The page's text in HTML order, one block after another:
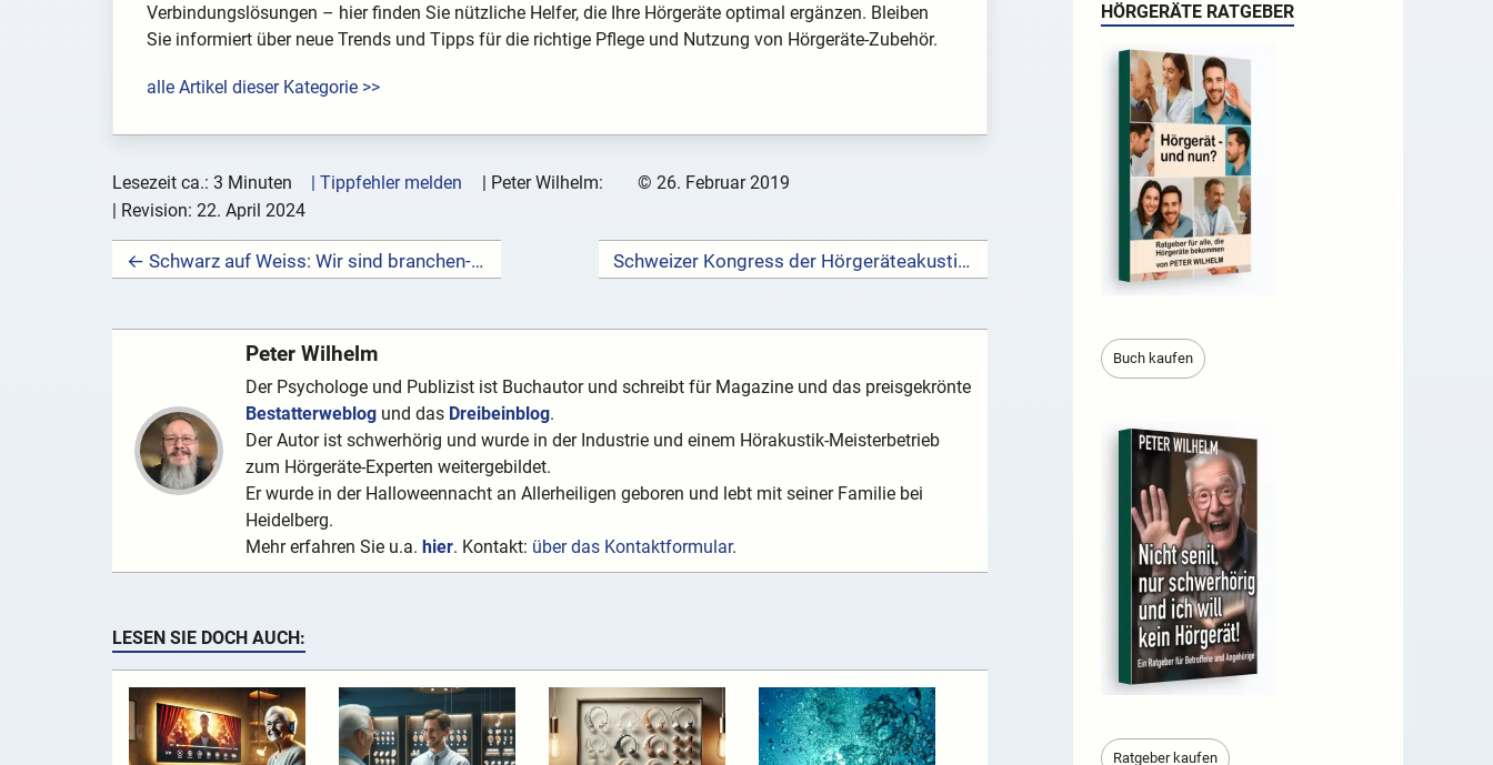
Verbindungslösungen – hier finden Sie nützliche Helfer, die Ihre Hörgeräte optimal ergänzen. Bleiben
Sie informiert über neue Trends und Tipps für die richtige Pflege und Nutzung von Hörgeräte-Zubehör.
alle Artikel dieser Kategorie >>
Lesezeit ca.: 3 Minuten | Tippfehler melden | Peter Wilhelm: © 26. Februar 2019
| Revision: 22. April 2024
← Schwarz auf Weiss: Wir sind branchen- und markenübergreifend ehrlich Schweizer Kongress der Hörgeräteakustiker am 24./25. Mai 2019 in Luzern mit Peter Wilhelm →
Peter Wilhelm
Der Psychologe und Publizist ist Buchautor und schreibt für Magazine und das preisgekrönte
Bestatterweblogund das Dreibeinblog.
Der Autor ist schwerhörig und wurde in der Industrie und einem Hörakustik-Meisterbetrieb
zum Hörgeräte-Experten weitergebildet.
Er wurde in der Halloweennacht an Allerheiligen geboren und lebt mit seiner Familie bei
Heidelberg.
Mehr erfahren Sie u.a. hier. Kontakt: über das Kontaktformular.
LESEN SIE DOCH AUCH:
HÖRGERÄTE RATGEBER
Buch kaufen
Ratgeber kaufen